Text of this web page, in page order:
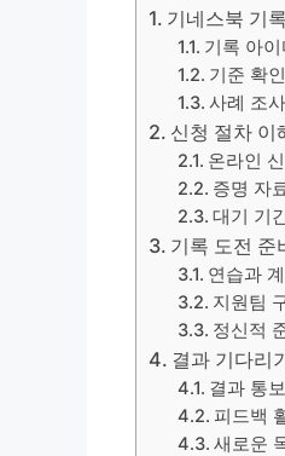
기네스북 기
기록 아
기준 확
사례 조
신청 절차 이
온라인
증명 자
대기 기
기록 도전 준
연습과
지원팀
정신적
결과 기다리
결과 통
피드백
새로운